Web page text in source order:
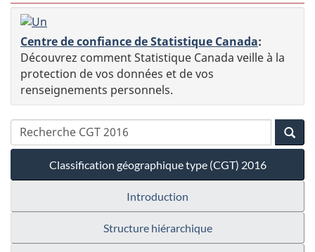
Centre de confiance de Statistique Canada:
Découvrez comment Statistique Canada veille à la
protection de vos données et de vos
renseignements personnels.
Classification géographique type (CGT) 2016
Introduction
Structure hiérarchique